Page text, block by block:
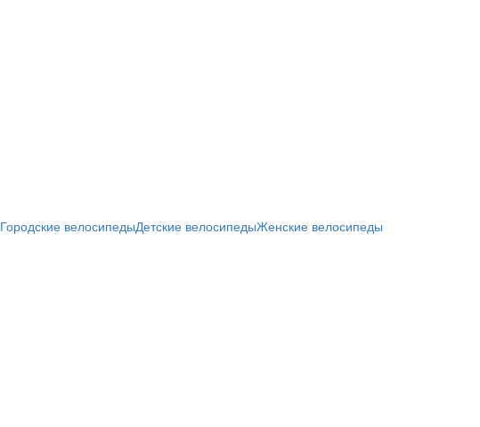
Городские велосипедыДетские велосипедыЖенские велосипеды